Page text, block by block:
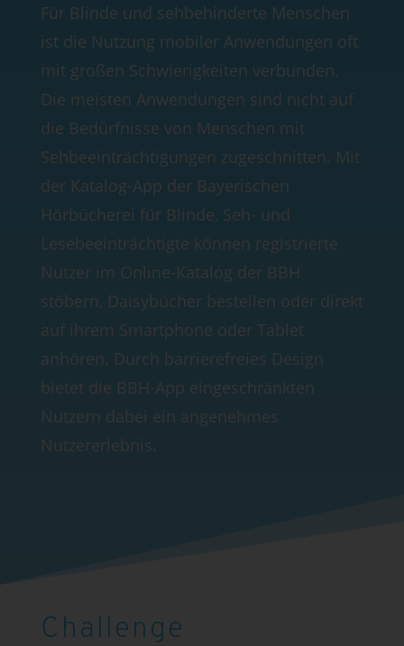
Für Blinde und sehbehinderte Menschen
ist die Nutzung mobiler Anwendungen oft
mit großen Schwierigkeiten verbunden.
Die meisten Anwendungen sind nicht auf
die Bedürfnisse von Menschen mit
Sehbeeinträchtigungen zugeschnitten. Mit
der Katalog-App der Bayerischen
Hörbücherei für Blinde, Seh- und
Lesebeeinträchtigte können registrierte
Nutzer im Online-Katalog der BBH
stöbern, Daisybücher bestellen oder direkt
auf ihrem Smartphone oder Tablet
anhören. Durch barrierefreies Design
bietet die BBH-App eingeschränkten
Nutzern dabei ein angenehmes
Nutzererlebnis.
Challenge